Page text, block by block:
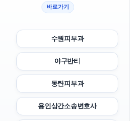
바로가기
수원피부과
야구반티
동탄피부과
용인상간소송변호사